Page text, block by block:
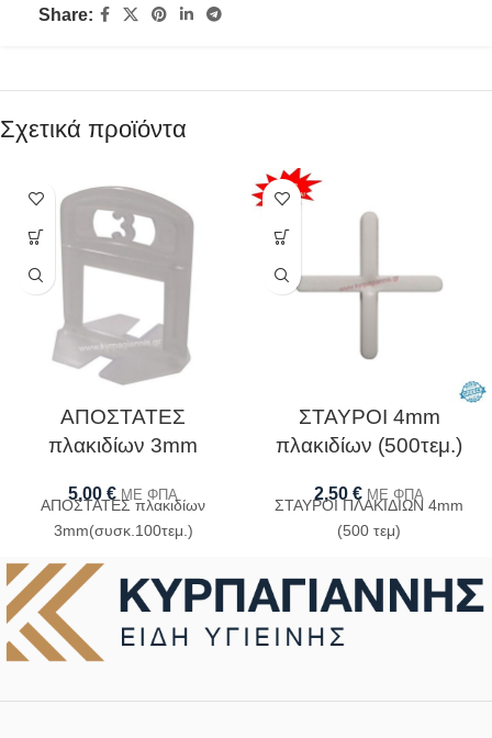
Share:
Σχετικά προϊόντα
ΑΠΟΣΤΑΤΕΣ
πλακιδίων 3mm
5,00 € ΜΕ ΦΠΑ
ΑΠΟΣΤΑΤΕΣ πλακιδίων
3mm(συσκ.100τεμ.)
ΣΤΑΥΡΟΙ 4mm
πλακιδίων (500τεμ.)
2,50 € ΜΕ ΦΠΑ
ΣΤΑΥΡΟΙ ΠΛΑΚΙΔΙΩΝ 4mm
(500 τεμ)